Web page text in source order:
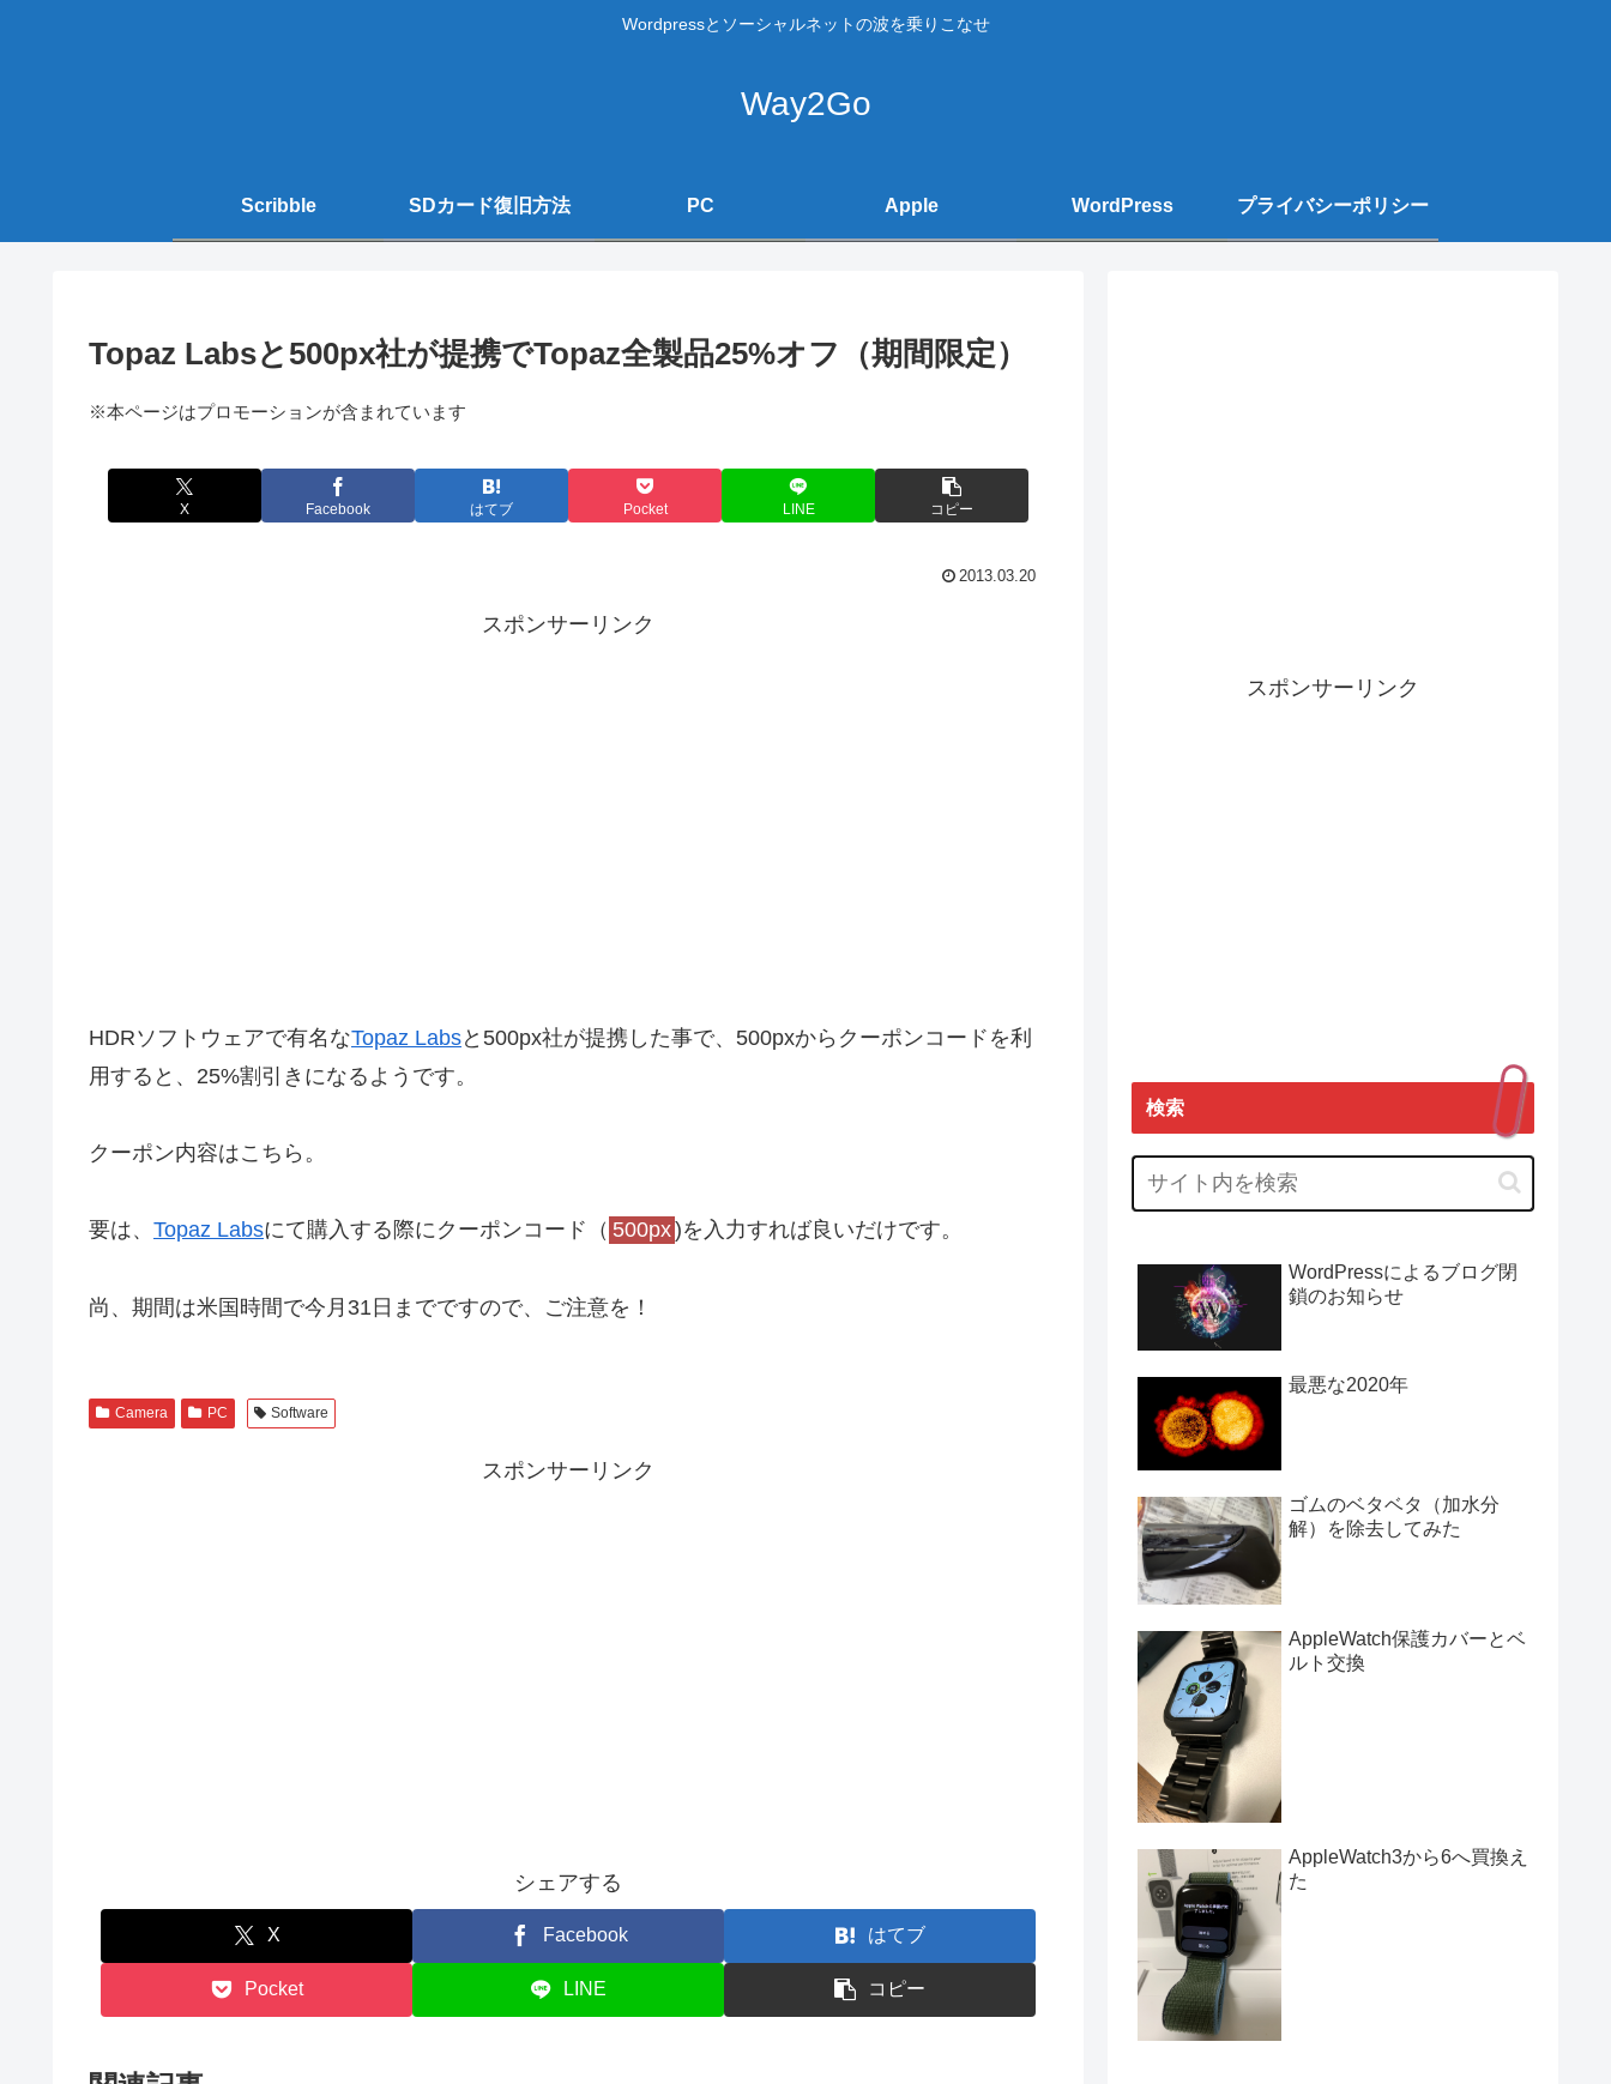
Wordpressとソーシャルネットの波を乗りこなせ
Way2Go
Scribble SDカード復旧方法 PC Apple WordPress プライバシーポリシー
Topaz Labsと500px社が提携でTopaz全製品25%オフ（期間限定）
※本ページはプロモーションが含まれています
X Facebook はてブ Pocket LINE コピー
2013.03.20
スポンサーリンク
HDRソフトウェアで有名なTopaz Labsと500px社が提携した事で、500pxからクーポンコードを利
用すると、25%割引きになるようです。
クーポン内容はこちら。
要は、 Topaz Labsにて購入する際にクーポンコード（ 500px)を入力すれば良いだけです。
尚、期間は米国時間で今月31日までですので、ご注意を！
Camera PC Software
スポンサーリンク
シェアする
X Facebook はてブ
Pocket LINE コピー
スポンサーリンク
検索
WordPressによるブログ閉
鎖のお知らせ
最悪な2020年
ゴムのベタベタ（加水分
解）を除去してみた
AppleWatch保護カバーとベ
ルト交換
AppleWatch3から6へ買換え
た